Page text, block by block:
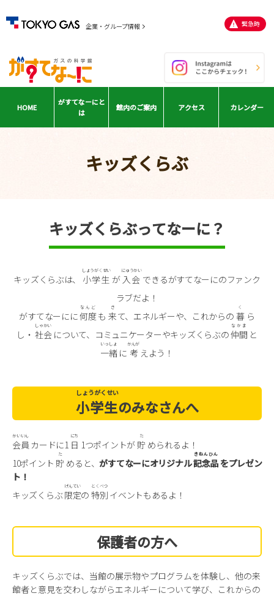
企業・グループ情報 緊急時
HOME
がすてなーにと
は
館内のご案内 アクセス カレンダー
キッズくらぶ
キッズくらぶってなーに？
キッズくらぶは、 小学生
しょうがくせい
が 入会
にゅうかい
ラブだよ！
がすてなーにに何度
なんど
も 来
き
て、エネルギーや、これからの 暮
く
し・社会
しゃかい
について、コミュニケーターやキッズくらぶの仲間
なかま
と
一緒
いっしょ
に 考
かんが
えよう！
小学生
しょうがくせい
のみなさんへ
会員
かいいん
カードに1 日
にち
1つポイントが 貯
た
められるよ！
10ポイント 貯
た
めると、がすてなーにオリジナル記念品
きねんひん
ト！
キッズくらぶ限定
げんてい
の 特別
とくべつ
イベントもあるよ！
保護者の方へ
キッズくらぶでは、当館の展示物やプログラムを体験し、他の来
館者と意見を交わしながらエネルギーについて学び、これからの